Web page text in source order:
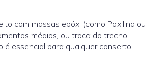
com massas epóxi (como Poxilina ou
médios, ou troca do trecho
é essencial para qualquer conserto.